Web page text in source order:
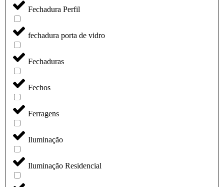
Fechadura Perfil
fechadura porta de vidro
Fechaduras
Fechos
Ferragens
Iluminação
Iluminação Residencial